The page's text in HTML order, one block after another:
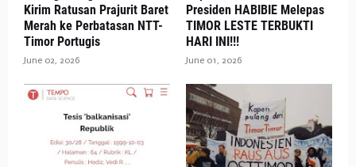
Kirim Ratusan Prajurit Baret
Merah ke Perbatasan NTT-
Timor Portugis
June 02, 2026
Presiden HABIBIE Melepas
TIMOR LESTE TERBUKTI
HARI INI!!!
June 01, 2026